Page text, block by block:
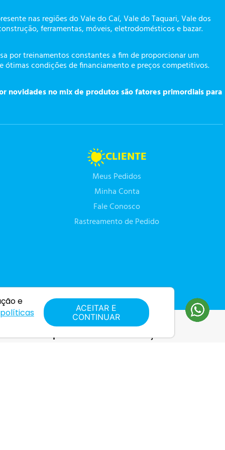
nas regiões do Vale do Caí, Vale do Taquari, Vale dos
ferramentas, móveis, eletrodomésticos e bazar.
por treinamentos constantes a fim de proporcionar um
condições de financiamento e preços competitivos.
novidades no mix de produtos são fatores primordiais para
CLIENTE
Meus Pedidos
Minha Conta
Fale Conosco
Rastreamento de Pedido
e smartphones Climatização
e
políticas
ACEITAR E
CONTINUAR